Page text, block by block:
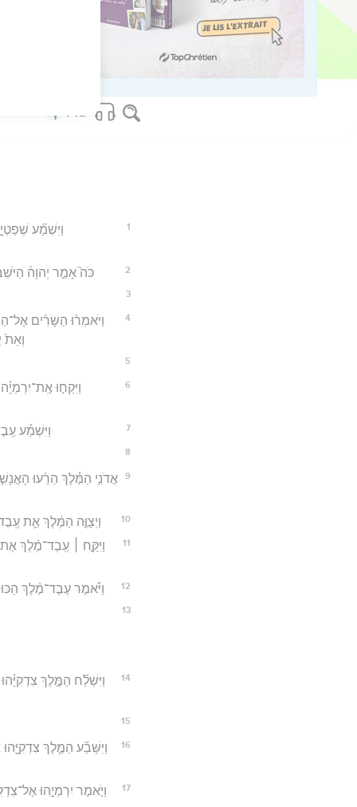
Software - sblgnt.com
1
וַיִּשְׁמַ֞ע
2 כֹּה֮ אָמַ֣ר יְהוָה֒
3
4
וַיֹּאמְר֨וּ הַשָּׂרִ֜ים
וְאֵת֙
5
6
וַיִּקְח֣וּ
7 וַיִּשְׁמַ֡ע
8
9
אֲדֹנִ֣י הַמֶּ֗לֶךְ הֵרֵ֜עוּ
10 וַיְצַוֶּ֣ה הַמֶּ֔לֶךְ אֵ֛ת
11
וַיִּקַּ֣ח ׀ עֶֽבֶד־מֶ֨לֶךְ
12 וַיֹּ֡אמֶר עֶבֶד־מֶ֨לֶךְ
13
14
וַיִּשְׁלַ֞ח הַמֶּ֣לֶךְ
15
16
וַיִּשָּׁבַ֞ע הַמֶּ֧לֶךְ
17
וַיֹּ֣אמֶר יִרְמְיָ֣הוּ